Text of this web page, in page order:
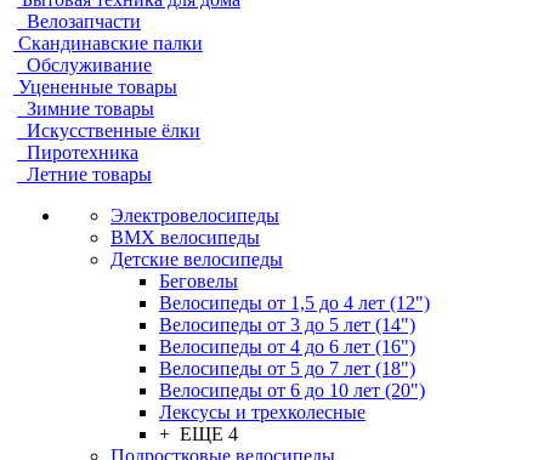
Велозапчасти
Скандинавские палки
Обслуживание
Уцененные товары
Зимние товары
Искусственные ёлки
Пиротехника
Летние товары
Электровелосипеды
BMX велосипеды
Детские велосипеды
Беговелы
Велосипеды от 1,5 до 4 лет (12")
Велосипеды от 3 до 5 лет (14")
Велосипеды от 4 до 6 лет (16")
Велосипеды от 5 до 7 лет (18")
Велосипеды от 6 до 10 лет (20")
Лексусы и трехколесные
+ ЕЩЕ 4
Подростковые велосипеды